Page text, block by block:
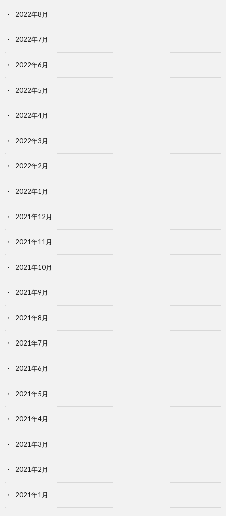
2022年8月
2022年7月
2022年6月
2022年5月
2022年4月
2022年3月
2022年2月
2022年1月
2021年12月
2021年11月
2021年10月
2021年9月
2021年8月
2021年7月
2021年6月
2021年5月
2021年4月
2021年3月
2021年2月
2021年1月